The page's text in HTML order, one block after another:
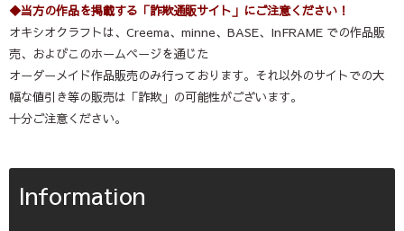
◆当方の作品を掲載する「詐欺通販サイト」にご注意ください！
オキシオクラフトは、Creema、minne、BASE、InFRAME での作品販
売、およびこのホームページを通じた
オーダーメイド作品販売のみ行っております。それ以外のサイトでの大
幅な値引き等の販売は「詐欺」の可能性がございます。
十分ご注意ください。
Information